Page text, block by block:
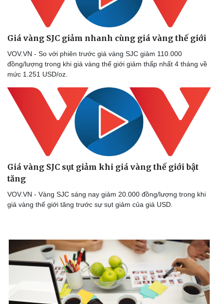
Giá vàng SJC giảm nhanh cùng giá vàng thế giới
VOV.VN - So với phiên trước giá vàng SJC giảm 110.000
đồng/lượng trong khi giá vàng thế giới giảm thấp nhất 4 tháng về
mức 1.251 USD/oz.
Giá vàng SJC sụt giảm khi giá vàng thế giới bật
tăng
VOV.VN - Vàng SJC sáng nay giảm 20.000 đồng/lượng trong khi
giá vàng thế giới tăng trước sự sụt giảm của giá USD.